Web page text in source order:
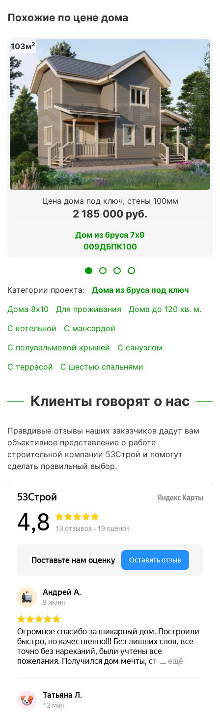
Похожие по цене дома
103м2
Цена дома под ключ, стены 100мм
2 185 000 руб.
Дом из бруса 7х9
009ДБПК100
Категории проекта:
Дома из бруса под ключ
Дома 8х10
для проживания
Дома до 120 кв. м.
с котельной
с мансардой
с полувальмовой крышей
с санузлом
с террасой
с шестью спальнями
Клиенты говорят о нас
Правдивые отзывы наших заказчиков дадут вам
объективное представление о работе
строительной компании 53Строй и помогут
сделать правильный выбор.